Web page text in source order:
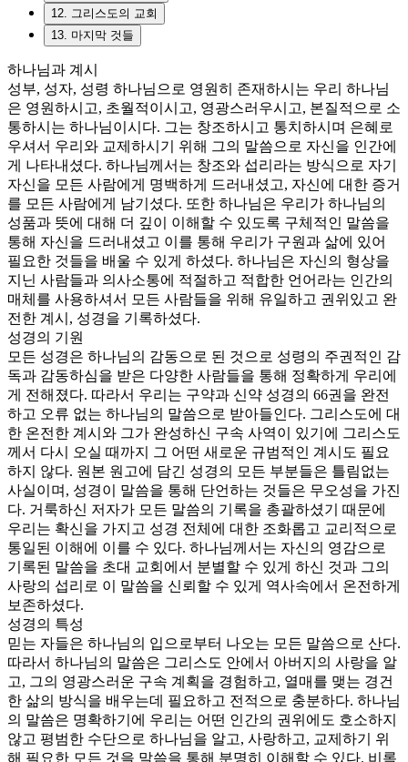
12. 그리스도의 교회
13. 마지막 것들
하나님과 계시
성부, 성자, 성령 하나님으로 영원히 존재하시는 우리 하나님
은 영원하시고, 초월적이시고, 영광스러우시고, 본질적으로 소
통하시는 하나님이시다. 그는 창조하시고 통치하시며 은혜로
우셔서 우리와 교제하시기 위해 그의 말씀으로 자신을 인간에
게 나타내셨다. 하나님께서는 창조와 섭리라는 방식으로 자기
자신을 모든 사람에게 명백하게 드러내셨고, 자신에 대한 증거
를 모든 사람에게 남기셨다. 또한 하나님은 우리가 하나님의
성품과 뜻에 대해 더 깊이 이해할 수 있도록 구체적인 말씀을
통해 자신을 드러내셨고 이를 통해 우리가 구원과 삶에 있어
필요한 것들을 배울 수 있게 하셨다. 하나님은 자신의 형상을
지닌 사람들과 의사소통에 적절하고 적합한 언어라는 인간의
매체를 사용하셔서 모든 사람들을 위해 유일하고 권위있고 완
전한 계시, 성경을 기록하셨다.
성경의 기원
모든 성경은 하나님의 감동으로 된 것으로 성령의 주권적인 감
독과 감동하심을 받은 다양한 사람들을 통해 정확하게 우리에
게 전해졌다. 따라서 우리는 구약과 신약 성경의 66권을 완전
하고 오류 없는 하나님의 말씀으로 받아들인다. 그리스도에 대
한 온전한 계시와 그가 완성하신 구속 사역이 있기에 그리스도
께서 다시 오실 때까지 그 어떤 새로운 규범적인 계시도 필요
하지 않다. 원본 원고에 담긴 성경의 모든 부분들은 틀림없는
사실이며, 성경이 말씀을 통해 단언하는 것들은 무오성을 가진
다. 거룩하신 저자가 모든 말씀의 기록을 총괄하셨기 때문에
우리는 확신을 가지고 성경 전체에 대한 조화롭고 교리적으로
통일된 이해에 이를 수 있다. 하나님께서는 자신의 영감으로
기록된 말씀을 초대 교회에서 분별할 수 있게 하신 것과 그의
사랑의 섭리로 이 말씀을 신뢰할 수 있게 역사속에서 온전하게
보존하셨다.
성경의 특성
믿는 자들은 하나님의 입으로부터 나오는 모든 말씀으로 산다.
따라서 하나님의 말씀은 그리스도 안에서 아버지의 사랑을 알
고, 그의 영광스러운 구속 계획을 경험하고, 열매를 맺는 경건
한 삶의 방식을 배우는데 필요하고 전적으로 충분하다. 하나님
의 말씀은 명확하기에 우리는 어떤 인간의 권위에도 호소하지
않고 평범한 수단으로 하나님을 알고, 사랑하고, 교제하기 위
해 필요한 모든 것을 말씀을 통해 분명히 이해할 수 있다. 비록